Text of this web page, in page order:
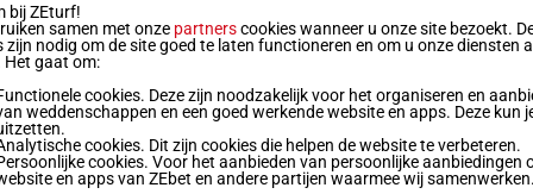
7p (21) 7p 10p 5p 4p 6p 3p 3p 3p 5p 3p 7p 7
kg 9p (21) 11p 8p 2p 6p 3p 8p 6p 9p 3p 8p 6
4p 2p 3p (21) 5p 10p 4p 8p 6p 6p 5p 11
bij ZEturf!
samen met onze partnerscookies wanneer u onze site bezoekt.
zijn nodig om de site goed te laten functioneren en om u onze diensten
Het gaat om:
cookies. Deze zijn noodzakelijk voor het organiseren en
weddenschappen en een goed werkende website en apps. Deze kun
cookies. Dit zijn cookies die helpen de website te verbeteren.
cookies. Voor het aanbieden van persoonlijke aanbiedingen
en apps van ZEbet en andere partijen waarmee wij